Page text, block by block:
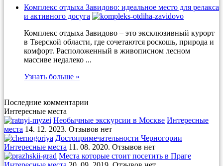
Комплекс отдыха Завидово: идеальное место для релакса
и активного досуга
Комплекс отдыха Завидово – это эксклюзивный курорт
в Тверской области, где сочетаются роскошь, природа и
комфорт. Расположенный в живописном лесном
массиве недалеко ...
Узнать больше »
Последние комментарии
Интересные места
Необычные экскурсии в Москве Интересные
места 14. 12. 2023. Отзывов нет
Достопримечательности Черногории
Интересные места 11. 08. 2020. Отзывов нет
Места которые стоит посетить в Праге